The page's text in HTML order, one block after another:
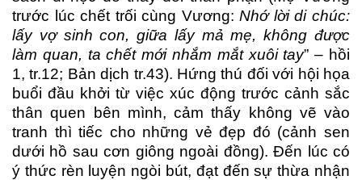
trước lúc chết trối cùng Vương:Nhớ lời di chúc:
lấy vợ sinh con, giữa lấy mả mẹ, không được
làm quan, ta chết mới nhắm mắt xuôi tay” – hồi
1, tr.12; Bản dịch tr.43). Hứng thú đối với hội họa
buổi đầu khởi từ việc xúc động trước cảnh sắc
thân quen bên mình, cảm thấy không vẽ vào
tranh thì tiếc cho những vẻ đẹp đó (cảnh sen
dưới hồ sau cơn giông ngoài đồng). Đến lúc có
ý thức rèn luyện ngòi bút, đạt đến sự thừa nhận